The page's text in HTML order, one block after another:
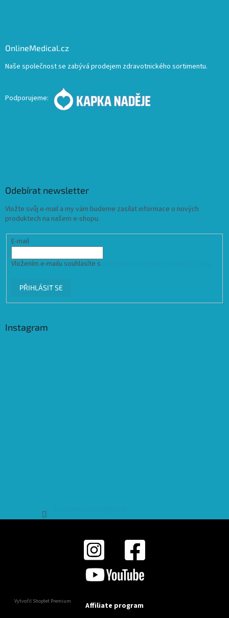
OnlineMedical.cz
Naše společnost se zabývá prodejem zdravotnického sortimentu.
Podporujeme:
Odebírat newsletter
Vložte svůj e-mail a my vám budeme zasílat informace o nových
produktech na našem e-shopu.
E-mail
Vložením e-mailu souhlasíte s
PŘIHLÁSIT SE
Instagram
Vytvořil Shoptet Premium Affiliate program